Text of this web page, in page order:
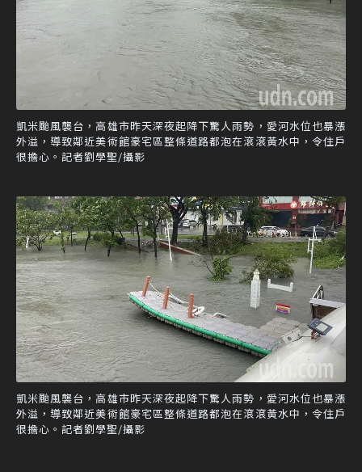
凱米颱風襲台，高雄市昨天深夜起降下驚人雨勢，愛河水位也暴漲
外溢，導致鄰近美術館豪宅區整條道路都泡在滾滾黃水中，令住戶
很擔心。記者劉學聖/攝影
凱米颱風襲台，高雄市昨天深夜起降下驚人雨勢，愛河水位也暴漲
外溢，導致鄰近美術館豪宅區整條道路都泡在滾滾黃水中，令住戶
很擔心。記者劉學聖/攝影